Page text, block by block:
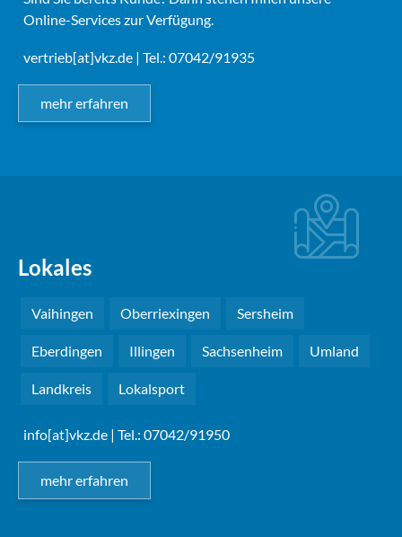
Online-Services zur Verfügung.
vertrieb[at]vkz.de | Tel.: 07042/91935
mehr erfahren
Lokales
Vaihingen Oberriexingen Sersheim
Eberdingen Illingen Sachsenheim Umland
Landkreis Lokalsport
info[at]vkz.de | Tel.: 07042/91950
mehr erfahren